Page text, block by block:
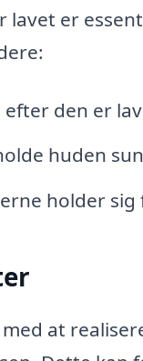
er
den er
huden
holder sig
at